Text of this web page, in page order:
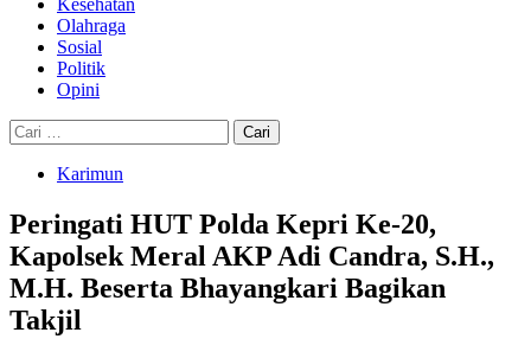
Kesehatan
Olahraga
Sosial
Politik
Opini
Cari
untuk:
Karimun
Peringati HUT Polda Kepri Ke-20,
Kapolsek Meral AKP Adi Candra, S.H.,
M.H. Beserta Bhayangkari Bagikan
Takjil